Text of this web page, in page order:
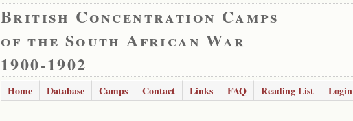
British Concentration Camps
of the South African War
1900-1902
Home Database Camps Contact Links FAQ Reading List Login